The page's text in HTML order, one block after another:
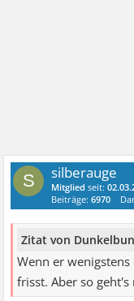
S silberauge
Mitglied seit:
Beiträge:6970
Zitat von
Wenn er
frisst. Aber so